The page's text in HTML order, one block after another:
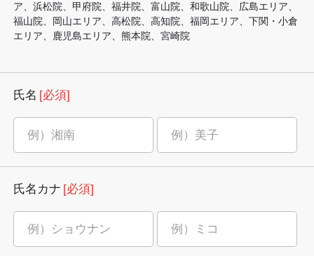
ア、浜松院、甲府院、福井院、富山院、和歌山院、広島エリア、
福山院、岡山エリア、高松院、高知院、福岡エリア、下関・小倉
エリア、鹿児島エリア、熊本院、宮崎院
氏名 [必須]
氏名カナ [必須]